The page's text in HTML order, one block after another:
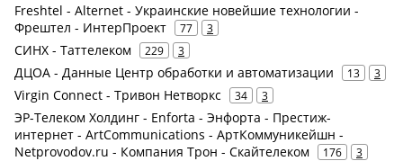
Freshtel - Alternet - Украинские новейшие технологии -
Фрештел - ИнтерПроект
77 3
СИНХ - Таттелеком 229 3
ДЦОА - Данные Центр обработки и автоматизации 13 3
Virgin Connect - Тривон Нетворкс 34 3
ЭР-Телеком Холдинг - Enforta - Энфорта - Престиж-
интернет - ArtCommunications - АртКоммуникейшн -
Netprovodov.ru - Компания Трон - Скайтелеком
176 3